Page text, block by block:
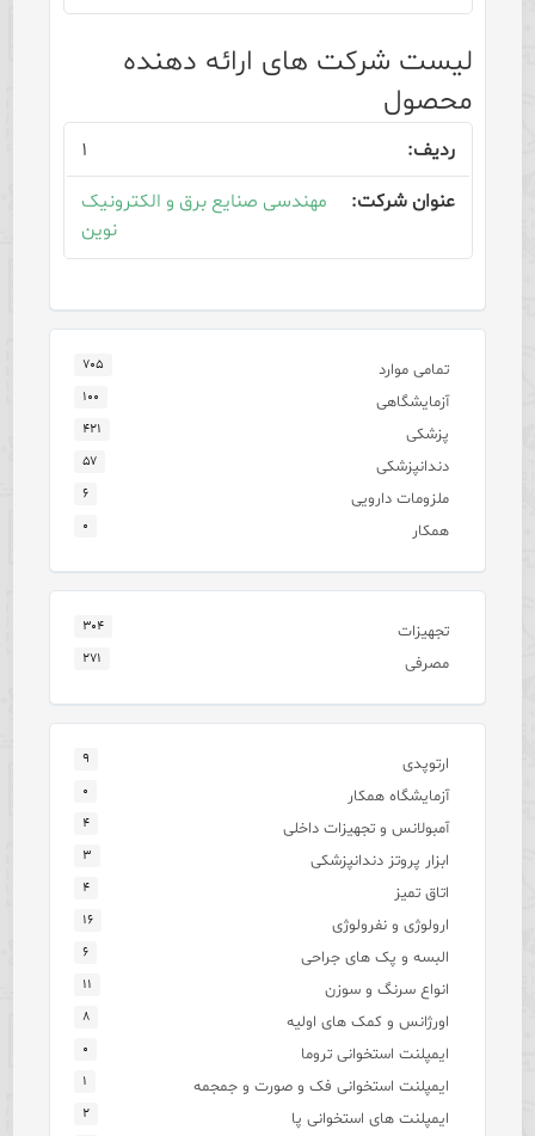
لیست شرکت های ارائه دهنده
محصول
۱
مهندسی صنایع برق و الکترونیک
نوین
تمامی موارد ۷۰۵
آزمایشگاهی ۱۰۰
پزشکی ۴۲۱
دندانپزشکی ۵۷
ملزومات دارویی ۶
همکار ۰
تجهیزات ۳۰۴
مصرفی ۲۷۱
ارتوپدی ۹
آزمایشگاه همکار ۰
آمبولانس و تجهیزات داخلی ۴
ابزار پروتز دندانپزشکی ۳
اتاق تمیز ۴
ارولوژی و نفرولوژی ۱۶
البسه و پک های جراحی ۶
انواع سرنگ و سوزن ۱۱
اورژانس و کمک های اولیه ۸
ایمپلنت استخوانی تروما ۰
ایمپلنت استخوانی فک و صورت و جمجمه ۱
ایمپلنت های استخوانی پا ۲